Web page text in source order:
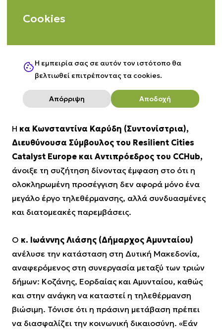
την ανάγκη εφαρμογής της Οδηγίας 2012/27/ΕΕ.
Συντονισμένη συζήτηση:
«Επανεξετάζοντας τις Ενεργειακές
Λύσεις για μια Δίκαιη και Βιώσιμη
Μετάβαση»
Η κα Κωνσταντίνα Καρύδη (Συντονίστρια),
Διευθύνουσα Σύμβουλος του Resilient Cities
Catalyst Europe και Αντιπρόεδρος του CCHub,
άνοιξε τη συζήτηση δίνοντας έμφαση στο ότι η
ολοκληρωμένη προσέγγιση δεν αφορά μόνο ένα
μεγάλο έργο τηλεθέρμανσης, αλλά συνδυασμένες
και διατομεακές παρεμβάσεις.
Ο κ. Ιωάννης Λιάσης (Δήμαρχος Αμυνταίου)
ανέλυσε την κατάσταση στη Δυτική Μακεδονία,
αναφερόμενος στη συνεργασία μεταξύ των τριών
δήμων: Κοζάνης, Εορδαίας και Αμυνταίου, καθώς
και στην ανάγκη να καταστεί η τηλεθέρμανση
βιώσιμη. Τόνισε ότι η πράσινη μετάβαση πρέπει
να διασφαλίζει την κοινωνική δικαιοσύνη. «Εάν
Cookies
Η εμπειρία σας σε αυτόν τον ιστότοπο θα
βελτιωθεί επιτρέποντας τα cookies.
Απόρριψη Αποδοχή